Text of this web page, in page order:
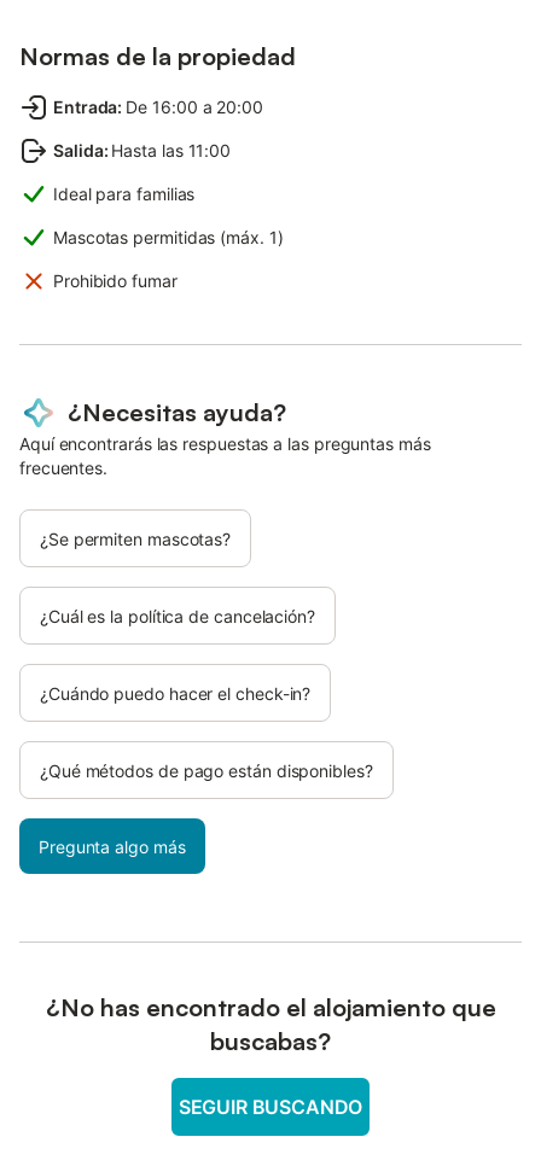
Normas de la propiedad
Entrada: De 16:00 a 20:00
Salida: Hasta las 11:00
Ideal para familias
Mascotas permitidas (máx. 1)
Prohibido fumar
¿Necesitas ayuda?
Aquí encontrarás las respuestas a las preguntas más
frecuentes.
¿Se permiten mascotas?
¿Cuál es la política de cancelación?
¿Cuándo puedo hacer el check-in?
¿Qué métodos de pago están disponibles?
Pregunta algo más
¿No has encontrado el alojamiento que
buscabas?
SEGUIR BUSCANDO